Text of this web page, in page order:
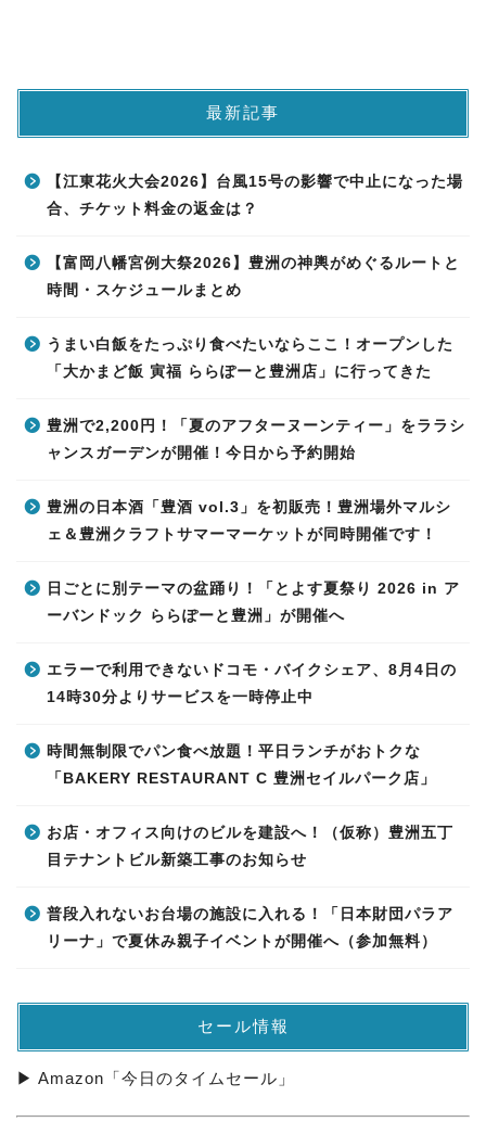
最新記事
【江東花火大会2026】台風15号の影響で中止になった場
合、チケット料金の返金は？
【富岡八幡宮例大祭2026】豊洲の神輿がめぐるルートと
時間・スケジュールまとめ
うまい白飯をたっぷり食べたいならここ！オープンした
「大かまど飯 寅福 ららぽーと豊洲店」に行ってきた
豊洲で2,200円！「夏のアフターヌーンティー」をララシ
ャンスガーデンが開催！今日から予約開始
豊洲の日本酒「豊酒 vol.3」を初販売！豊洲場外マルシ
ェ＆豊洲クラフトサマーマーケットが同時開催です！
日ごとに別テーマの盆踊り！「とよす夏祭り 2026 in ア
ーバンドック ららぽーと豊洲」が開催へ
エラーで利用できないドコモ・バイクシェア、8月4日の
14時30分よりサービスを一時停止中
時間無制限でパン食べ放題！平日ランチがおトクな
「BAKERY RESTAURANT C 豊洲セイルパーク店」
お店・オフィス向けのビルを建設へ！（仮称）豊洲五丁
目テナントビル新築工事のお知らせ
普段入れないお台場の施設に入れる！「日本財団パラア
リーナ」で夏休み親子イベントが開催へ（参加無料）
セール情報
▶ Amazon「今日のタイムセール」